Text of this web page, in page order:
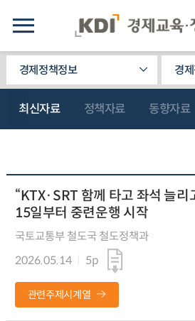
경제정책정보 경
최신자료 정책자료 동향자료
“KTX·SRT 함께 타고 좌석 늘리
15일부터 중련운행 시작
국토교통부 철도국 철도정책과
2026.05.14
5p
관련주제시계열